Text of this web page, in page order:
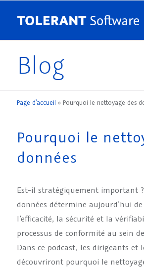
Blog
Page d’accueil » Pourquoi le nettoyage des
Pourquoi le
données
Est-il stratégiquement important
données détermine aujourd’hui
l’efficacité, la sécurité et la
processus de conformité au sein
Dans ce podcast, les dirigeants et
découvriront pourquoi le